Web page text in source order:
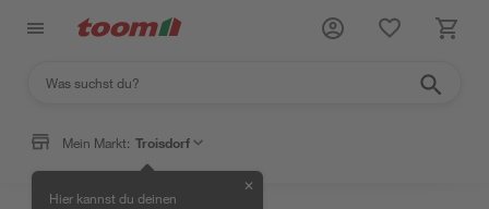
Mein Markt: Troisdorf
Hier kannst du deinen
✕